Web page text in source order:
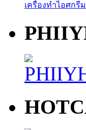
เครื่องทำไอศกรี